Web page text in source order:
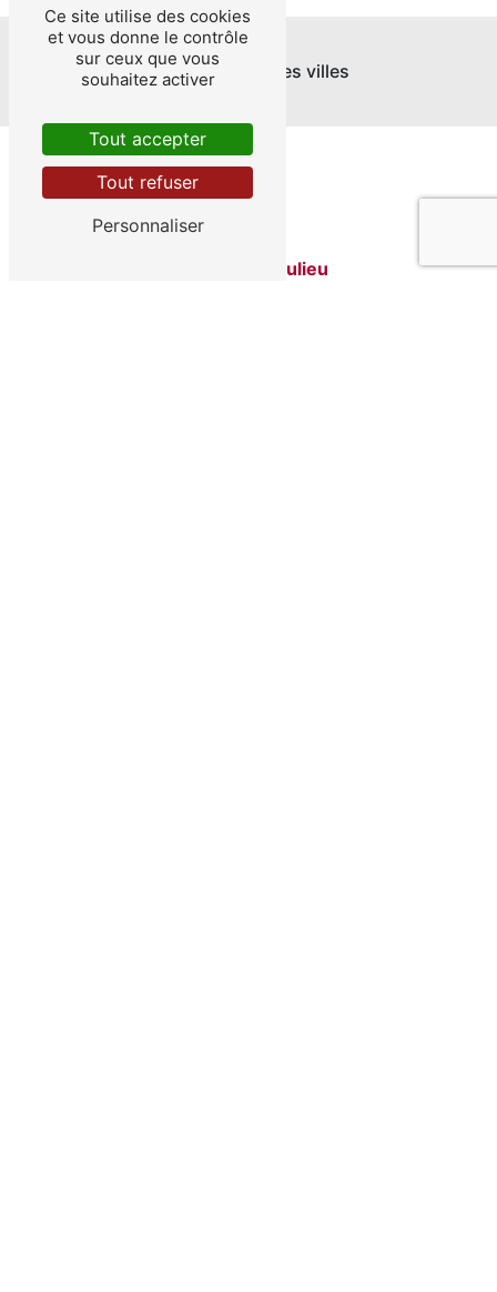
Nos interventions sur ces villes
Ferrière-sur-Beaulieu
Ce site utilise des cookies
et vous donne le contrôle
sur ceux que vous
souhaitez activer
Tout accepter
Tout refuser
Personnaliser